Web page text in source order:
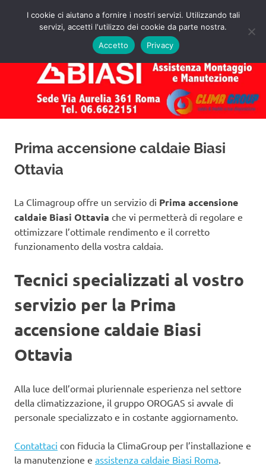
Assistenza
Caldaie
Biasi
Roma
Preventivo!
MENU
Prima accensione caldaie Biasi
Ottavia
La Climagroup offre un servizio di Prima accensione
caldaie Biasi Ottavia che vi permetterà di regolare e
ottimizzare l’ottimale rendimento e il corretto
funzionamento della vostra caldaia.
Tecnici specializzati al vostro
servizio per la Prima
accensione caldaie Biasi
Ottavia
Alla luce dell’ormai pluriennale esperienza nel settore
della climatizzazione, il gruppo OROGAS si avvale di
personale specializzato e in costante aggiornamento.
Contattaci con fiducia la ClimaGroup per l’installazione e
la manutenzione e assistenza caldaie Biasi Roma.
I cookie ci aiutano a fornire i nostri servizi. Utilizzando tali
servizi, accetti l'utilizzo dei cookie da parte nostra.
Accetto
Privacy